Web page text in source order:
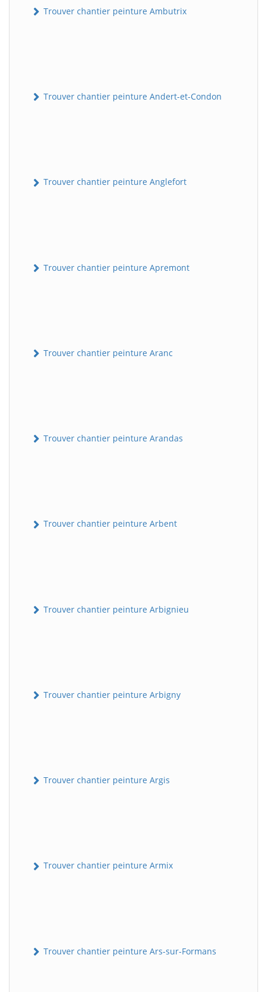
Trouver chantier peinture Ambutrix
Trouver chantier peinture Andert-et-Condon
Trouver chantier peinture Anglefort
Trouver chantier peinture Apremont
Trouver chantier peinture Aranc
Trouver chantier peinture Arandas
Trouver chantier peinture Arbent
Trouver chantier peinture Arbignieu
Trouver chantier peinture Arbigny
Trouver chantier peinture Argis
Trouver chantier peinture Armix
Trouver chantier peinture Ars-sur-Formans